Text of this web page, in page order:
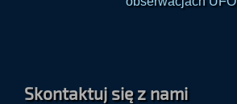
Skontaktuj się z nami